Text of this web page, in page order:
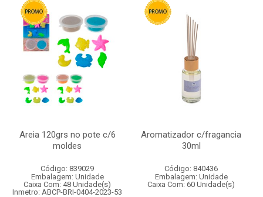
Areia 120grs no pote c/6
moldes
Código: 839029
Embalagem: Unidade
Caixa Com: 48 Unidade(s)
Inmetro: ABCP-BRI-0404-2023-53
Aromatizador c/fragancia
30ml
Código: 840436
Embalagem: Unidade
Caixa Com: 60 Unidade(s)